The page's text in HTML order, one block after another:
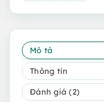
Mô tả
Thông tin
Đánh giá (2)